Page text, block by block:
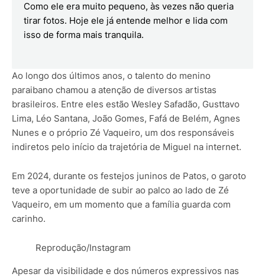
Como ele era muito pequeno, às vezes não queria
tirar fotos. Hoje ele já entende melhor e lida com
isso de forma mais tranquila.
Ao longo dos últimos anos, o talento do menino
paraibano chamou a atenção de diversos artistas
brasileiros. Entre eles estão Wesley Safadão, Gusttavo
Lima, Léo Santana, João Gomes, Fafá de Belém, Agnes
Nunes e o próprio Zé Vaqueiro, um dos responsáveis
indiretos pelo início da trajetória de Miguel na internet.
Em 2024, durante os festejos juninos de Patos, o garoto
teve a oportunidade de subir ao palco ao lado de Zé
Vaqueiro, em um momento que a família guarda com
carinho.
Reprodução/Instagram
Apesar da visibilidade e dos números expressivos nas